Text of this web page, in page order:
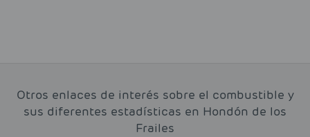
Otros enlaces de interés sobre el combustible y
sus diferentes estadísticas en Hondón de los
Frailes